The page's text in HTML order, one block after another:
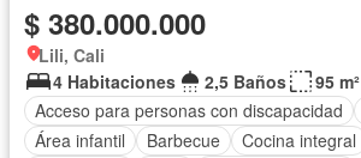
$ 380.000.000
Lili, Cali
4 Habitaciones
2,5 Baños
95 m²
Acceso para personas con discapacidad
Área infantil
Barbecue Cocina integral